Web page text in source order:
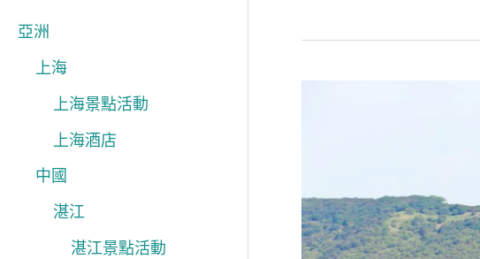
字
亞洲
上海
上海景點活動
上海酒店
中國
湛江
湛江景點活動
蘭
4、